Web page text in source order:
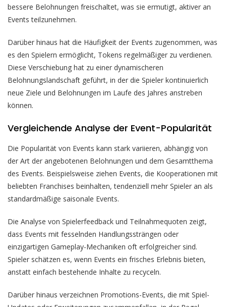
bessere Belohnungen freischaltet, was sie ermutigt, aktiver an
Events teilzunehmen.
Darüber hinaus hat die Häufigkeit der Events zugenommen, was
es den Spielern ermöglicht, Tokens regelmäßiger zu verdienen.
Diese Verschiebung hat zu einer dynamischeren
Belohnungslandschaft geführt, in der die Spieler kontinuierlich
neue Ziele und Belohnungen im Laufe des Jahres anstreben
können.
Vergleichende Analyse der Event-Popularität
Die Popularität von Events kann stark variieren, abhängig von
der Art der angebotenen Belohnungen und dem Gesamtthema
des Events. Beispielsweise ziehen Events, die Kooperationen mit
beliebten Franchises beinhalten, tendenziell mehr Spieler an als
standardmäßige saisonale Events.
Die Analyse von Spielerfeedback und Teilnahmequoten zeigt,
dass Events mit fesselnden Handlungssträngen oder
einzigartigen Gameplay-Mechaniken oft erfolgreicher sind.
Spieler schätzen es, wenn Events ein frisches Erlebnis bieten,
anstatt einfach bestehende Inhalte zu recyceln.
Darüber hinaus verzeichnen Promotions-Events, die mit Spiel-